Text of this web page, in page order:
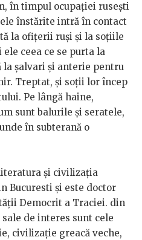
în timpul ocupației rusești
înstărite intră în contact
la ofițerii ruși și la soțiile
ceea ce se purta la
la șalvari și anterie pentru
Treptat, și soții lor încep
Pe lângă haine,
sunt balurile și seratele,
în subterană o
și civilizația
Bucuresti și este doctor
Democrit a Traciei. din
de interes sunt cele
civilizație greacă veche,